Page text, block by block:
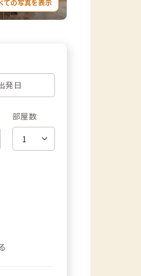
ての写真を表示
発日
部屋数